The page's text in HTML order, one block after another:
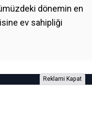
dönemin en
ev sahipliği
Reklami Kapat